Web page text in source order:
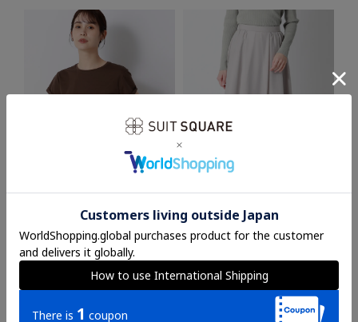
ウォッシャブル／接触冷感／レ
ーヨンストレッチポンチ／
¥4,389
詳しく見る
CHANTOWA／シアーフレア
スカート／ハンドウォッシュ／
¥7,689
詳しく見る